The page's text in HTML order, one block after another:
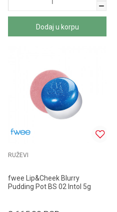
Dodaj u korpu
RUŽEVI
fwee Lip&Cheek Blurry
Pudding Pot BS 02 Intol 5g